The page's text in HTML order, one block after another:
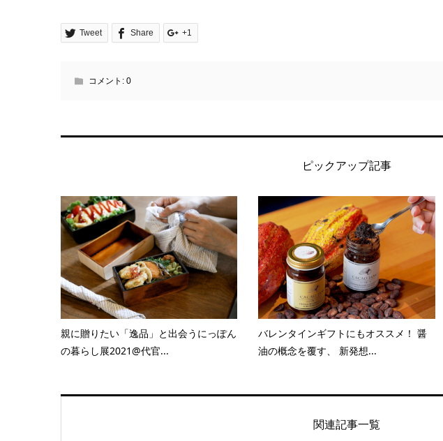
Tweet Share +1
コメント: 0
ピックアップ記事
親に贈りたい「逸品」と出会うにっぽん
の暮らし展2021@代官...
バレンタインギフトにもオススメ！ 醤
油の概念を覆す、 新発想...
関連記事一覧